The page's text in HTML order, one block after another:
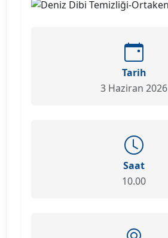
Tarih
3 Haziran 2026
Saat
10.00